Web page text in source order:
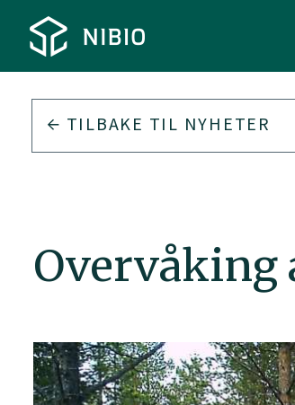
TILBAKE TIL NYHETER
Overvåking